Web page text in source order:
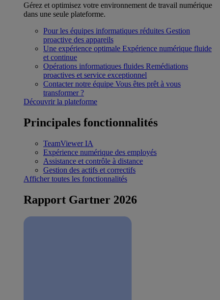
Gérez et optimisez votre environnement de travail numérique
dans une seule plateforme.
Pour les équipes informatiques réduites Gestion
proactive des appareils
Une expérience optimale Expérience numérique fluide
et continue
Opérations informatiques fluides Remédiations
proactives et service exceptionnel
Contacter notre équipe Vous êtes prêt à vous
transformer ?
Découvrir la plateforme
Principales fonctionnalités
TeamViewer IA
Expérience numérique des employés
Assistance et contrôle à distance
Gestion des actifs et correctifs
Afficher toutes les fonctionnalités
Rapport Gartner 2026